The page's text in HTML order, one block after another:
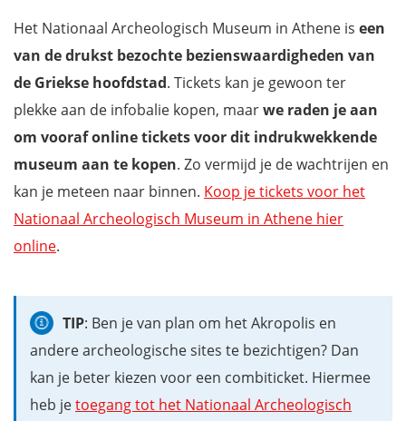
Het Nationaal Archeologisch Museum in Athene is een
van de drukst bezochte bezienswaardigheden van
de Griekse hoofdstad. Tickets kan je gewoon ter
plekke aan de infobalie kopen, maarwe raden je aan
om vooraf online tickets voor dit indrukwekkende
museum aan te kopen. Zo vermijd je de wachtrijen en
kan je meteen naar binnen. Koop je tickets voor het
Nationaal Archeologisch Museum in Athene hier
online.
TIP: Ben je van plan om het Akropolis en
andere archeologische sites te bezichtigen? Dan
kan je beter kiezen voor een combiticket. Hiermee
heb jetoegang tot het Nationaal Archeologisch